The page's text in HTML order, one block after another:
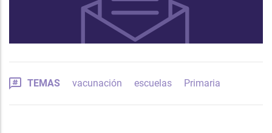
TEMAS vacunación escuelas Primaria